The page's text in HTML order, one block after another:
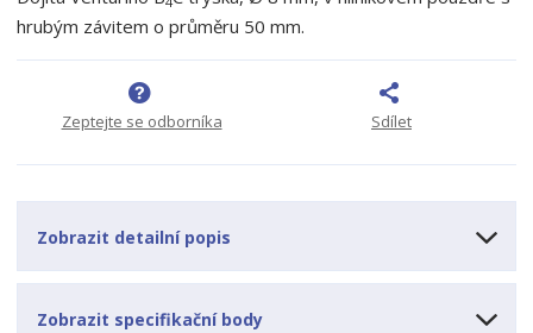
p
o
č
m
o
v
n
o
ž
í
hrubým závitem o průměru 50 mm.
Zeptejte se odborníka Sdílet
Zobrazit detailní popis
Zobrazit specifikační body